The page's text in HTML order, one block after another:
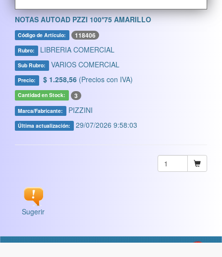
NOTAS AUTOAD PZZI 100*75 AMARILLO
Código de Artículo: 118406
Rubro: LIBRERIA COMERCIAL
Sub Rubro: VARIOS COMERCIAL
Precio: $ 1.258,56 (Precios con IVA)
Cantidad en Stock: 3
Marca/Fabricante: PIZZINI
Última actualización: 29/07/2026 9:58:03
Sugerir